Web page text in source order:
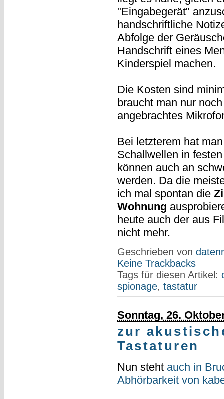
"Eingabegerät"
handschriftliche
Abfolge der
Handschrift eines
Kinderspiel machen.
Die Kosten sind
braucht man nur
angebrachtes
Bei letzterem hat
Schallwellen in
können auch an
werden. Da die
ich mal spontan die
Wohnung
heute auch der aus
nicht mehr.
Geschrieben von
Keine Trackbacks
Tags für diesen Artikel:
spionage, tastatur
Sonntag, 26.
zur
Tastaturen
Nun steht auch in
Abhörbarkeit von